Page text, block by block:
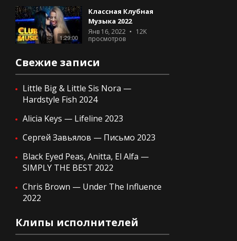
1:29:00
Классная Клубная
Музыка 2022
Янв 16, 2022
12K
просмотров
Свежие записи
Little Big & Little Sis Nora —
Hardstyle Fish 2024
Alicia Keys — Lifeline 2023
Сергей Завьялов — Письмо 2023
Black Eyed Peas, Anitta, El Alfa —
SIMPLY THE BEST 2022
Chris Brown — Under The Influence
2022
Клипы исполнителей